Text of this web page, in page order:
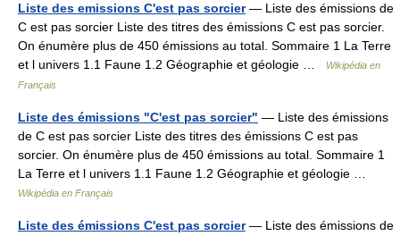
Liste des emissions C'est pas sorcier— Liste des émissions de
C est pas sorcier Liste des titres des émissions C est pas sorcier.
On énumère plus de 450 émissions au total. Sommaire 1 La Terre
et l univers 1.1 Faune 1.2 Géographie et géologie …
Wikipédia en
Français
Liste des émissions "C'est pas sorcier" — Liste des émissions
de C est pas sorcier Liste des titres des émissions C est pas
sorcier. On énumère plus de 450 émissions au total. Sommaire 1
La Terre et l univers 1.1 Faune 1.2 Géographie et géologie …
Wikipédia en Français
Liste des émissions C'est pas sorcier— Liste des émissions de